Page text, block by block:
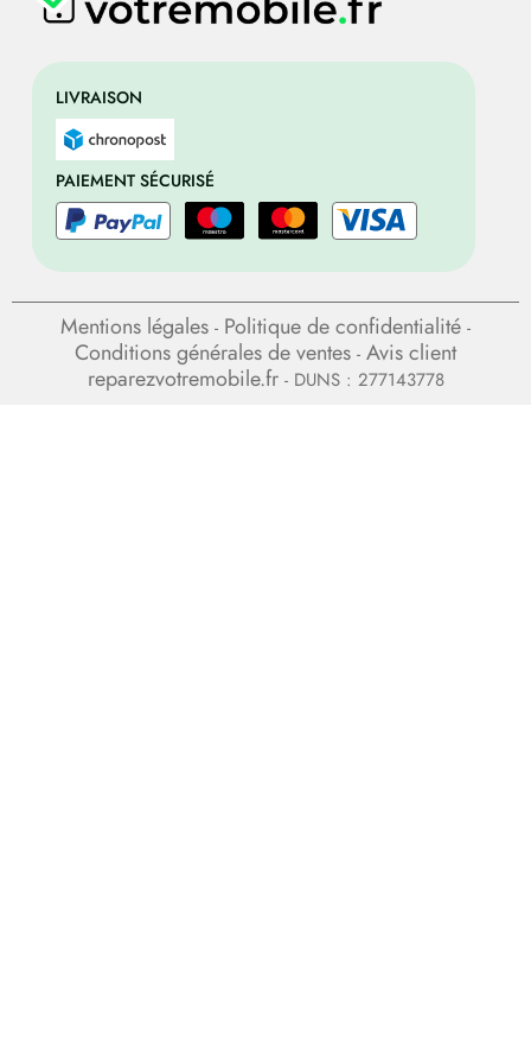
LIVRAISON
PAIEMENT SÉCURISÉ
Mentions légales - Politique de confidentialité -
Conditions générales de ventes - Avis client
reparezvotremobile.fr- DUNS : 277143778